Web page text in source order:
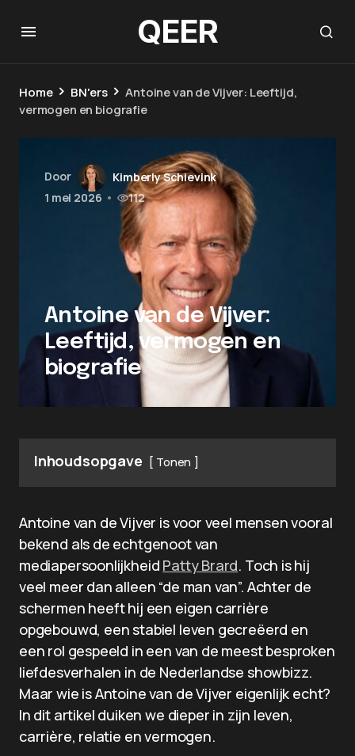
QEER
Home BN'ers
Antoine van de Vijver: Leeftijd,
vermogen en biografie
Door
Kimberly Schievink
1 mei 2026 • 112
Antoine van de Vijver:
Leeftijd, vermogen en
biografie
Inhoudsopgave Tonen
Antoine van de Vijver is voor veel mensen vooral
bekend als de echtgenoot van
mediapersoonlijkheid Patty Brard. Toch is hij
veel meer dan alleen “de man van”. Achter de
schermen heeft hij een eigen carrière
opgebouwd, een stabiel leven gecreëerd en
een rol gespeeld in een van de meest besproken
liefdesverhalen in de Nederlandse showbizz.
Maar wie is Antoine van de Vijver eigenlijk echt?
In dit artikel duiken we dieper in zijn leven,
carrière, relatie en vermogen.